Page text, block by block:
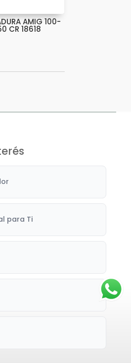
AMIG 100-
CR 18618
para Ti